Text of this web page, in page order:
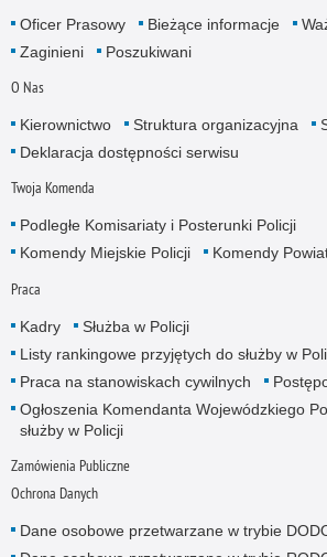
Oficer Prasowy Bieżące informacje
Zaginieni
Poszukiwani
O Nas
Kierownictwo Struktura organizacyjna
Deklaracja dostępności serwisu
Twoja Komenda
Podległe Komisariaty i Posterunki Policji
Komendy Miejskie Policji
Komendy
Praca
Kadry
Służba w Policji
Listy rankingowe przyjętych do służby w
Praca na stanowiskach cywilnych
Ogłoszenia Komendanta Wojewódzkiego
służby w Policji
Zamówienia Publiczne
Ochrona Danych
Dane osobowe przetwarzane w trybie